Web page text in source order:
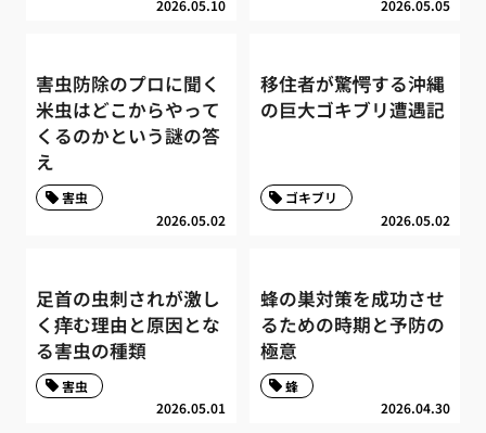
2026.05.10 2026.05.05
害虫防除のプロに聞く
米虫はどこからやって
くるのかという謎の答
え
2026.05.02
害虫
移住者が驚愕する沖縄
の巨大ゴキブリ遭遇記
2026.05.02
ゴキブリ
足首の虫刺されが激し
く痒む理由と原因とな
る害虫の種類
2026.05.01
害虫
蜂の巣対策を成功させ
るための時期と予防の
極意
2026.04.30
蜂